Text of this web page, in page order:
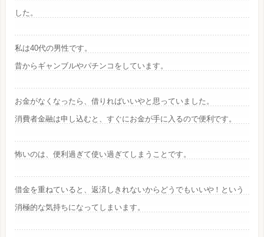
した。
私は40代の男性です。
昔からギャンブルやパチンコをしています。
お金がなくなったら、借りればいいやと思っていました。
消費者金融は申し込むと、すぐにお金が手に入るので便利です。
怖いのは、便利過ぎて使い過ぎてしまうことです。
借金を重ねていると、返済しきれないからどうでもいいや！という
消極的な気持ちになってしまいます。